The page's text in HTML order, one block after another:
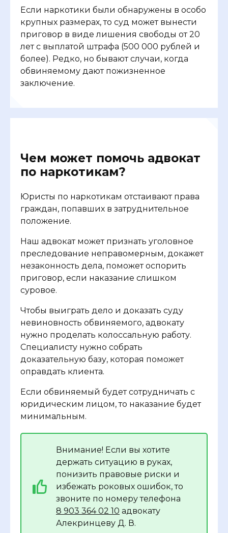
Если наркотики были обнаружены в особо
крупных размерах, то суд может вынести
приговор в виде лишения свободы от 20
лет с выплатой штрафа (500 000 рублей и
более). Редко, но бывают случаи, когда
обвиняемому дают пожизненное
заключение.
Чем может помочь адвокат
по наркотикам?
Юристы по наркотикам отстаивают права
граждан, попавших в затруднительное
положение.
Наш адвокат может признать уголовное
преследование неправомерным, докажет
незаконность дела, поможет оспорить
приговор, если наказание слишком
суровое.
Чтобы выиграть дело и доказать суду
невиновность обвиняемого, адвокату
нужно проделать колоссальную работу.
Специалисту нужно собрать
доказательную базу, которая поможет
оправдать клиента.
Если обвиняемый будет сотрудничать с
юридическим лицом, то наказание будет
минимальным.
Внимание! Если вы хотите
держать ситуацию в руках,
понизить правовые риски и
избежать роковых ошибок, то
звоните по номеру телефона
8 903 364 02 10 адвокату
Алекринцеву Д. В.